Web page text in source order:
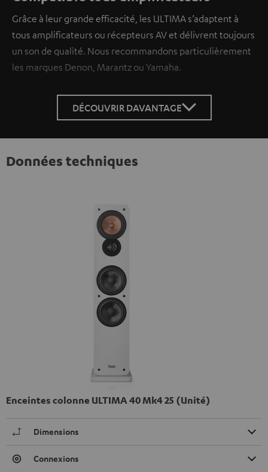
Grâce à leur grande efficacité, les ULTIMA s’adaptent à
tous amplificateurs ou récepteurs AV et délivrent toujours
un son de qualité. Nous recommandons particulièrement
les marques Denon, Marantz ou Yamaha.
DÉCOUVRIR DAVANTAGE
Données techniques
Enceintes colonne ULTIMA 40 Mk4 25 (Unité)
Dimensions
Connexions